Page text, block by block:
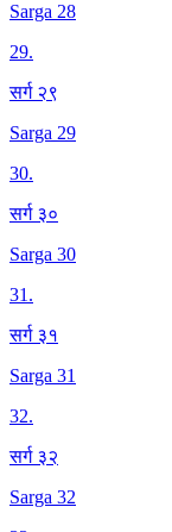
Sarga 28
29.
सर्ग २९
Sarga 29
30.
सर्ग ३०
Sarga 30
31.
सर्ग ३१
Sarga 31
32.
सर्ग ३२
Sarga 32